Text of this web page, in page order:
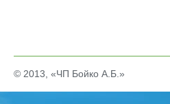
© 2013, «ЧП Бойко А.Б.»